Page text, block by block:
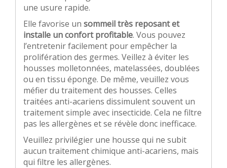
une usure rapide.
Elle favorise un sommeil très reposant et
installe un confort profitable. Vous pouvez
l’entretenir facilement pour empêcher la
prolifération des germes. Veillez à éviter les
housses molletonnées, matelassées, doublées
ou en tissu éponge. De même, veuillez vous
méfier du traitement des housses. Celles
traitées anti-acariens dissimulent souvent un
traitement simple avec insecticide. Cela ne filtre
pas les allergènes et se révèle donc inefficace.
Veuillez privilégier une housse qui ne subit
aucun traitement chimique anti-acariens, mais
qui filtre les allergènes.